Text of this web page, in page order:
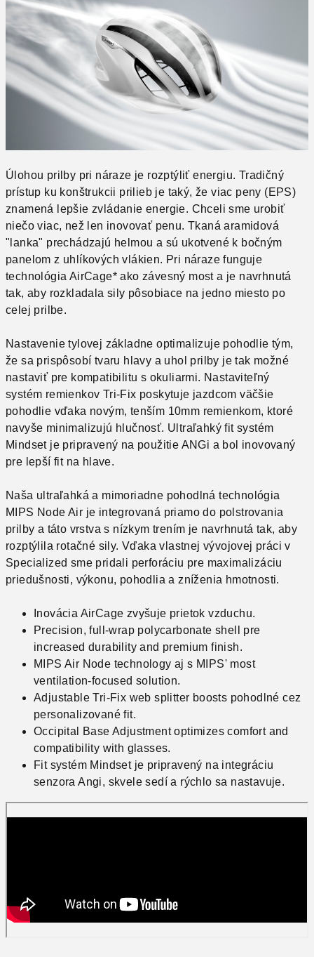
Úlohou prilby pri náraze je rozptýliť energiu. Tradičný
prístup ku konštrukcii prilieb je taký, že viac peny (EPS)
znamená lepšie zvládanie energie. Chceli sme urobiť
niečo viac, než len inovovať penu. Tkaná aramidová
"lanka" prechádzajú helmou a sú ukotvené k bočným
panelom z uhlíkových vlákien. Pri náraze funguje
technológia AirCage* ako závesný most a je navrhnutá
tak, aby rozkladala sily pôsobiace na jedno miesto po
celej prilbe.
Nastavenie tylovej základne optimalizuje pohodlie tým,
že sa prispôsobí tvaru hlavy a uhol prilby je tak možné
nastaviť pre kompatibilitu s okuliarmi. Nastaviteľný
systém remienkov Tri-Fix poskytuje jazdcom väčšie
pohodlie vďaka novým, tenším 10mm remienkom, ktoré
navyše minimalizujú hlučnosť. Ultraľahký fit systém
Mindset je pripravený na použitie ANGi a bol inovovaný
pre lepší fit na hlave.
Naša ultraľahká a mimoriadne pohodlná technológia
MIPS Node Air je integrovaná priamo do polstrovania
prilby a táto vrstva s nízkym trením je navrhnutá tak, aby
rozptýlila rotačné sily. Vďaka vlastnej vývojovej práci v
Specialized sme pridali perforáciu pre maximalizáciu
priedušnosti, výkonu, pohodlia a zníženia hmotnosti.
Inovácia AirCage zvyšuje prietok vzduchu.
Precision, full-wrap polycarbonate shell pre
increased durability and premium finish.
MIPS Air Node technology aj s MIPS' most
ventilation-focused solution.
Adjustable Tri-Fix web splitter boosts pohodlné cez
personalizované fit.
Occipital Base Adjustment optimizes comfort and
compatibility with glasses.
Fit systém Mindset je pripravený na integráciu
senzora Angi, skvele sedí a rýchlo sa nastavuje.